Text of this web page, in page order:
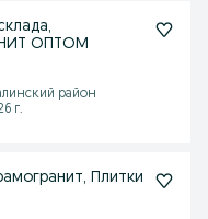
ОПТОМ
район
г.
Плитки